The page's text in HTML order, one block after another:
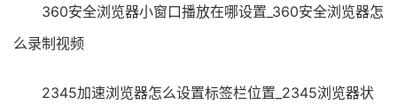
360安全浏览器小窗口播放在哪设置_360安全浏览器怎
么录制视频
2345加速浏览器怎么设置标签栏位置_2345浏览器状